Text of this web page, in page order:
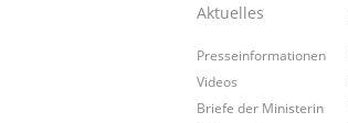
Aktuelles
Presseinformationen
Videos
Briefe der Ministerin